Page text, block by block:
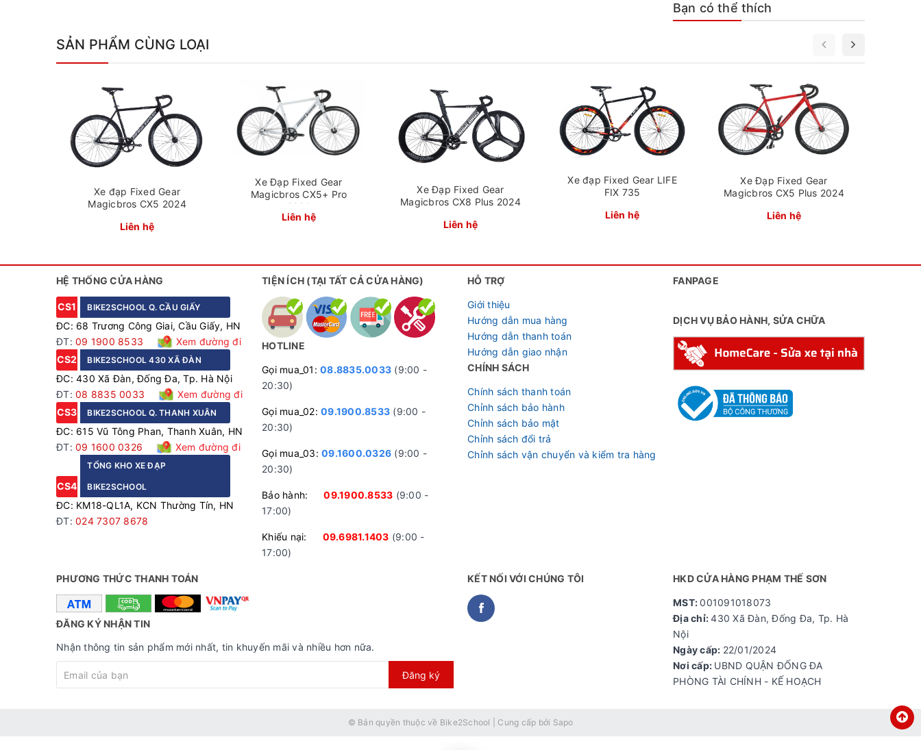
Bạn có thể thích
SẢN PHẨM CÙNG LOẠI
Xe đạp Fixed Gear
Magicbros CX5 2024
Liên hệ
Xe Đạp Fixed Gear
Magicbros CX5+ Pro
2024
Liên hệ
Xe Đạp Fixed Gear
Magicbros CX8 Plus 2024
Liên hệ
Xe đạp Fixed Gear LIFE
FIX 735
Liên hệ
Xe Đạp Fixed Gear
Magicbros CX5 Plus 2024
Liên hệ
HỆ THỐNG CỬA HÀNG
CS1 BIKE2SCHOOL Q. CẦU GIẤY
ĐC: 68 Trương Công Giai, Cầu Giấy, HN
ĐT: 09 1900 8533
Xem đường đi
CS2
BIKE2SCHOOL 430 XÃ ĐÀN
ĐC: 430 Xã Đàn, Đống Đa, Tp. Hà Nội
ĐT: 08 8835 0033
Xem đường đi
CS3
BIKE2SCHOOL Q. THANH XUÂN
ĐC: 615 Vũ Tông Phan, Thanh Xuân, HN
ĐT: 09 1600 0326 Xem đường đi
CS4
TỔNG KHO XE ĐẠP
BIKE2SCHOOL
ĐC: KM18-QL1A, KCN Thường Tín, HN
ĐT: 024 7307 8678
TIỆN ÍCH (TẠI TẤT CẢ CỬA HÀNG)
HOTLINE
Gọi mua_01: 08.8835.0033 (9:00 -
20:30)
Gọi mua_02: 09.1900.8533 (9:00 -
20:30)
Gọi mua_03: 09.1600.0326 (9:00 -
20:30)
Bảo hành:09.1900.8533 (9:00 -
17:00)
Khiếu nại: 09.6981.1403 (9:00 -
17:00)
HỖ TRỢ
Giới thiệu
Hướng dẫn mua hàng
Hướng dẫn thanh toán
Hướng dẫn giao nhận
CHÍNH SÁCH
Chính sách thanh toán
Chỉnh sách bảo hành
Chỉnh sách bảo mật
Chỉnh sách đổi trả
Chỉnh sách vận chuyển và kiểm tra hàng
FANPAGE
DỊCH VỤ BẢO HÀNH, SỬA CHỮA
PHƯƠNG THỨC THANH TOÁN
ĐĂNG KÝ NHẬN TIN
Nhận thông tin sản phẩm mới nhất, tin khuyến mãi và nhiều hơn nữa.
Đăng ký
KẾT NỐI VỚI CHÚNG TÔI HKD CỬA HÀNG PHẠM THẾ SƠN
MST:001091018073
Địa chỉ:430 Xã Đàn, Đống Đa, Tp. Hà
Nội
Ngày cấp: 22/01/2024
Nơi cấp: UBND QUẬN ĐỐNG ĐA
PHÒNG TÀI CHÍNH - KẾ HOẠCH
© Bản quyền thuộc về Bike2School Cung cấp bởi Sapo